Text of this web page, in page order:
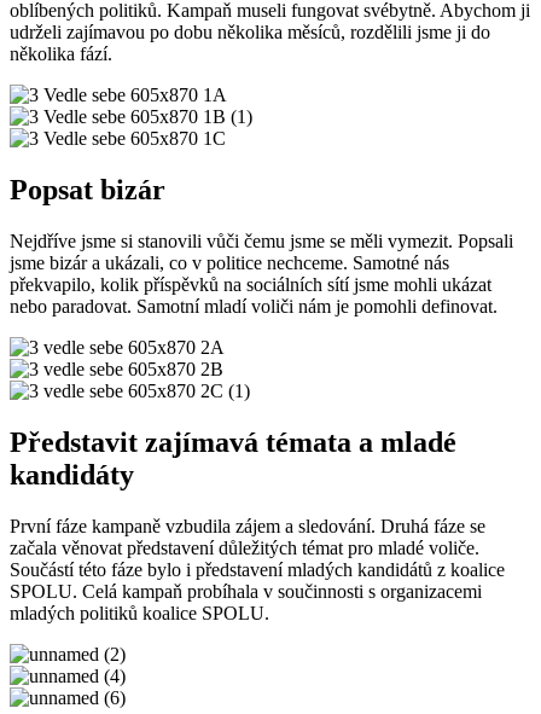
oblíbených politiků. Kampaň museli fungovat svébytně. Abychom ji
udrželi zajímavou po dobu několika měsíců, rozdělili jsme ji do
několika fází.
Popsat bizár
Nejdříve jsme si stanovili vůči čemu jsme se měli vymezit. Popsali
jsme bizár a ukázali, co v politice nechceme. Samotné nás
překvapilo, kolik příspěvků na sociálních sítí jsme mohli ukázat
nebo paradovat. Samotní mladí voliči nám je pomohli definovat.
Představit zajímavá témata a mladé
kandidáty
První fáze kampaně vzbudila zájem a sledování. Druhá fáze se
začala věnovat představení důležitých témat pro mladé voliče.
Součástí této fáze bylo i představení mladých kandidátů z koalice
SPOLU. Celá kampaň probíhala v součinnosti s organizacemi
mladých politiků koalice SPOLU.